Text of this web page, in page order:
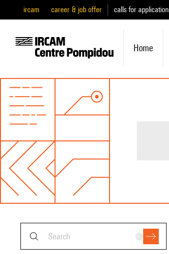
ircam career & job offer calls for application
Home